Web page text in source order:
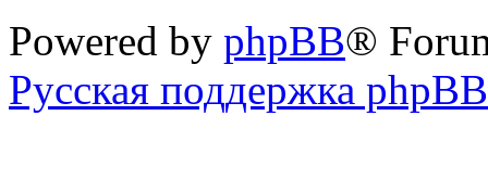
Powered by phpBB®
Русская поддержка phpBB